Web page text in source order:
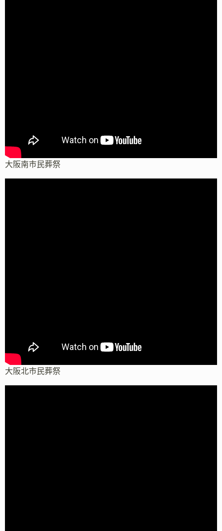
大阪南市民葬祭
大阪北市民葬祭